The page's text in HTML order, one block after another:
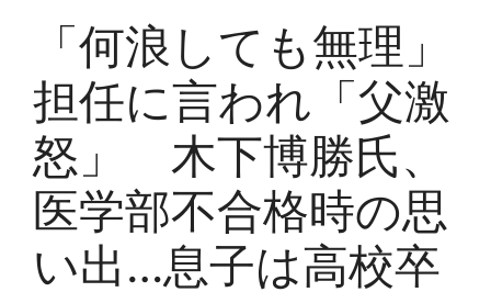
「何浪しても無理」
担任に言われ「父激
怒」 木下博勝氏、
医学部不合格時の思
い出…息子は高校卒